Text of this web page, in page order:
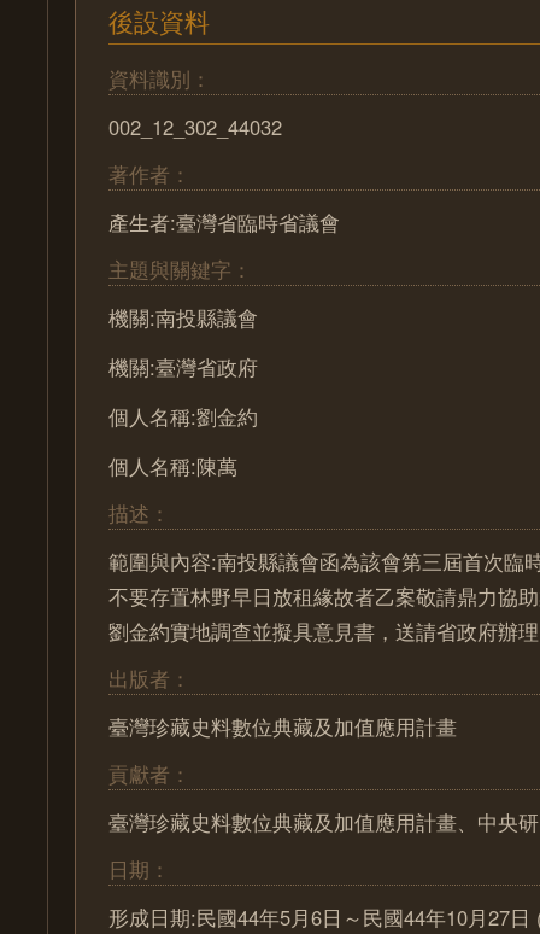
後設資料
資料識別：
002_12_302_44032
著作者：
產生者:臺灣省臨時省議會
主題與關鍵字：
機關:南投縣議會
機關:臺灣省政府
個人名稱:劉金約
個人名稱:陳萬
描述：
範圍與內容:南投縣議會函為該會第三屆首次臨
不要存置林野早日放租緣故者乙案敬請鼎力協
劉金約實地調查並擬具意見書，送請省政府辦
出版者：
臺灣珍藏史料數位典藏及加值應用計畫
貢獻者：
臺灣珍藏史料數位典藏及加值應用計畫、中央
日期：
形成日期:民國44年5月6日～民國44年10月27日